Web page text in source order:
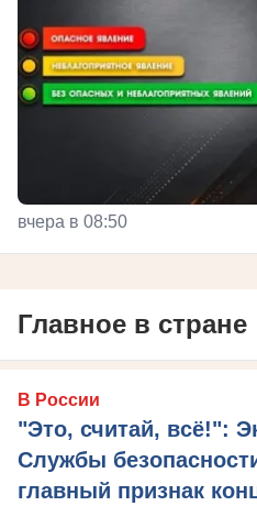
вчера в 08:50
Главное в стране
В России
"Это, считай, всё!":
Службы
главный признак